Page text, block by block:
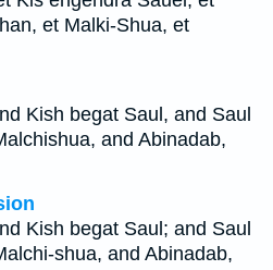
et Malki-Shua, et
Kish begat Saul, and Saul
and Abinadab,
Kish begat Saul; and Saul
shua, and Abinadab,